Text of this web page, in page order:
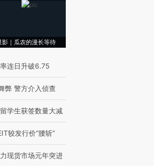
影｜瓜农的漫长等待
连日升破6.75
弊 警方介入侦查
学生获签数量大减
较发行价“腰斩”
力现货市场元年突进